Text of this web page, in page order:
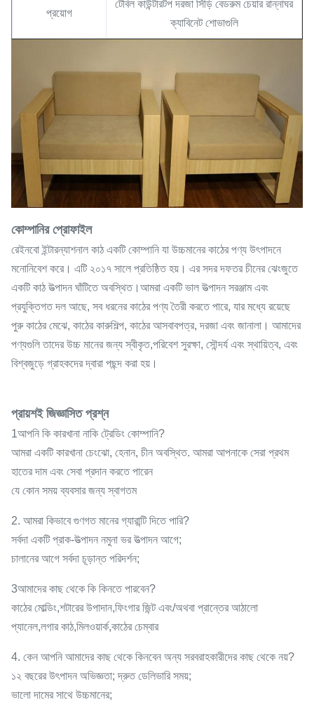
প্রয়োগ
টেবিল কাউন্টারটপ দরজা সিঁড়ি বেডরুম চেয়ার রান্নাঘর
ক্যাবিনেট শোভাগুলি
কোম্পানির প্রোফাইল
রেইনবো ইন্টারন্যাশনাল কাঠ একটি কোম্পানি যা উচ্চমানের কাঠের পণ্য উৎপাদনে
মনোনিবেশ করে। এটি ২০১৭ সালে প্রতিষ্ঠিত হয়। এর সদর দফতর চীনের ঝেংজুতে
একটি কাঠ উত্পাদন ঘাঁটিতে অবস্থিত।আমরা একটি ভাল উত্পাদন সরঞ্জাম এবং
প্রযুক্তিগত দল আছে, সব ধরনের কাঠের পণ্য তৈরী করতে পারে, যার মধ্যে রয়েছে
পুরু কাঠের মেঝে, কাঠের কারুশিল্প, কাঠের আসবাবপত্র, দরজা এবং জানালা। আমাদের
পণ্যগুলি তাদের উচ্চ মানের জন্য স্বীকৃত,পরিবেশ সুরক্ষা, সৌন্দর্য এবং স্থায়িত্ব, এবং
বিশ্বজুড়ে গ্রাহকদের দ্বারা পছন্দ করা হয়।
প্রায়শই জিজ্ঞাসিত প্রশ্ন
1আপনি কি কারখানা নাকি ট্রেডিং কোম্পানি?
আমরা একটি কারখানা চেংঝো, হেনান, চীন অবস্থিত. আমরা আপনাকে সেরা প্রথম
হাতের দাম এবং সেবা প্রদান করতে পারেন
যে কোন সময় ব্যবসার জন্য স্বাগতম
2. আমরা কিভাবে গুণগত মানের গ্যারান্টি দিতে পারি?
সর্বদা একটি প্রাক-উত্পাদন নমুনা ভর উত্পাদন আগে;
চালানের আগে সর্বদা চূড়ান্ত পরিদর্শন;
3আমাদের কাছ থেকে কি কিনতে পারবেন?
কাঠের মোল্ডিং,শটারের উপাদান,ফিংগার জিন্ট এবং/অথবা প্রান্তের আঠালো
প্যানেল,লগার কাঠ,মিলওয়ার্ক,কাঠের চেম্বার
4. কেন আপনি আমাদের কাছ থেকে কিনবেন অন্য সরবরাহকারীদের কাছ থেকে নয়?
১২ বছরের উৎপাদন অভিজ্ঞতা; দ্রুত ডেলিভারি সময়;
ভালো দামের সাথে উচ্চমানের;